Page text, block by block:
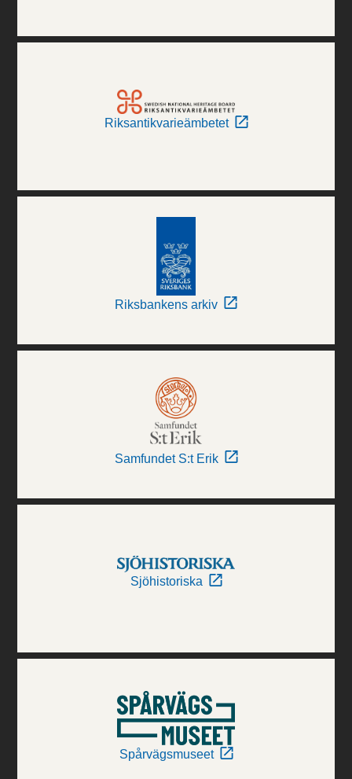
Riksantikvarieämbetet
Riksbankens arkiv
Samfundet S:t Erik
Sjöhistoriska
Spårvägsmuseet